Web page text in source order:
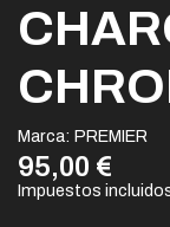
Marca: PREMIER
95,00 €
Impuestos